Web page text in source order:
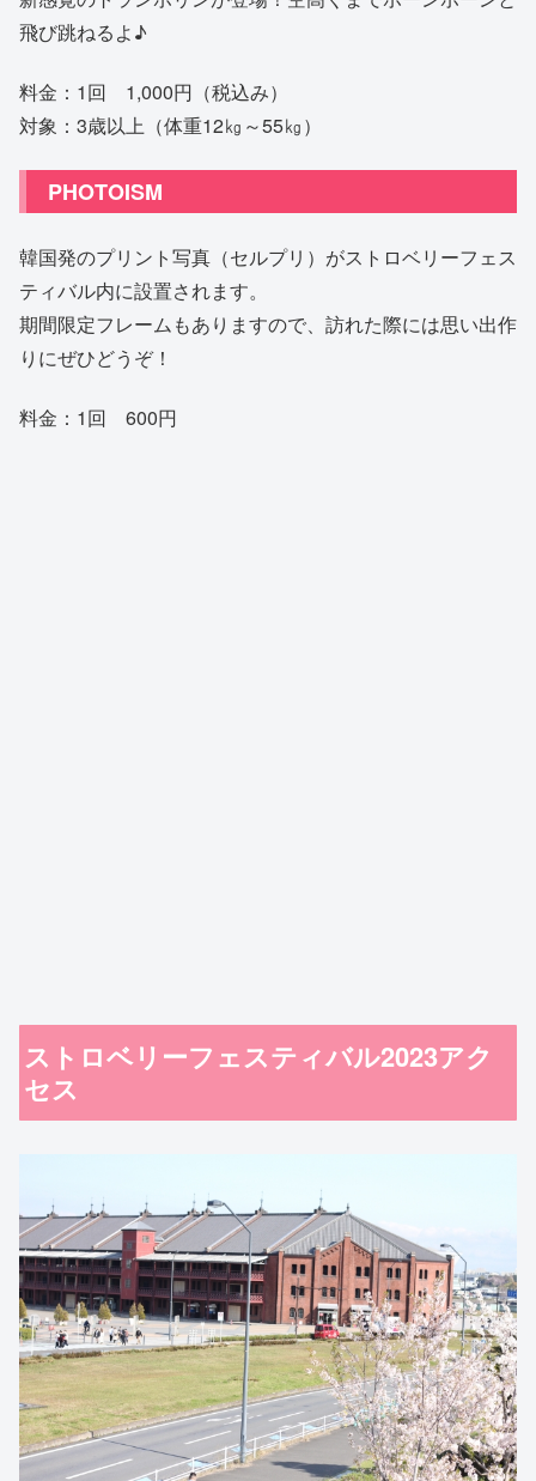
飛び跳ねるよ♪
料金：1回 1,000円（税込み）
対象：3歳以上（体重12㎏～55㎏）
PHOTOISM
韓国発のプリント写真（セルプリ）がストロベリーフェス
ティバル内に設置されます。
期間限定フレームもありますので、訪れた際には思い出作
りにぜひどうぞ！
料金：1回 600円
ストロベリーフェスティバル2023アク
セス